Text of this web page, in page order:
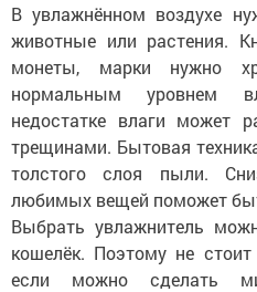
В увлажнённом воздухе
животные или растения.
монеты, марки нужно
нормальным уровнем
недостатке влаги может
трещинами. Бытовая
толстого слоя пыли.
любимых вещей поможет
Выбрать увлажнитель
кошелёк. Поэтому не
если можно сделать